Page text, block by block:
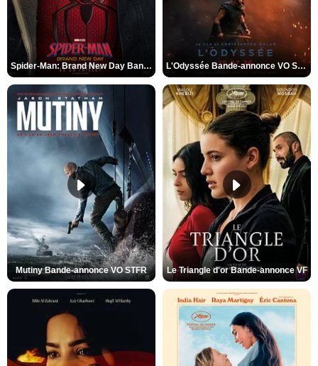
Spider-Man: Brand New Day Bande-annonce VO STFR L'Odyssée Bande-annonce VO STFR
Mutiny Bande-annonce VO STFR Le Triangle d'or Bande-annonce VF